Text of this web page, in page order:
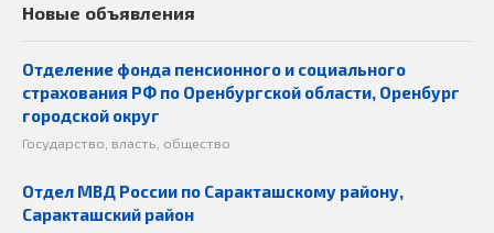
Новые объявления
Отделение фонда пенсионного и социального
страхования РФ по Оренбургской области, Оренбург
городской округ
Государство, власть, общество
Отдел МВД России по Саракташскому району,
Саракташский район